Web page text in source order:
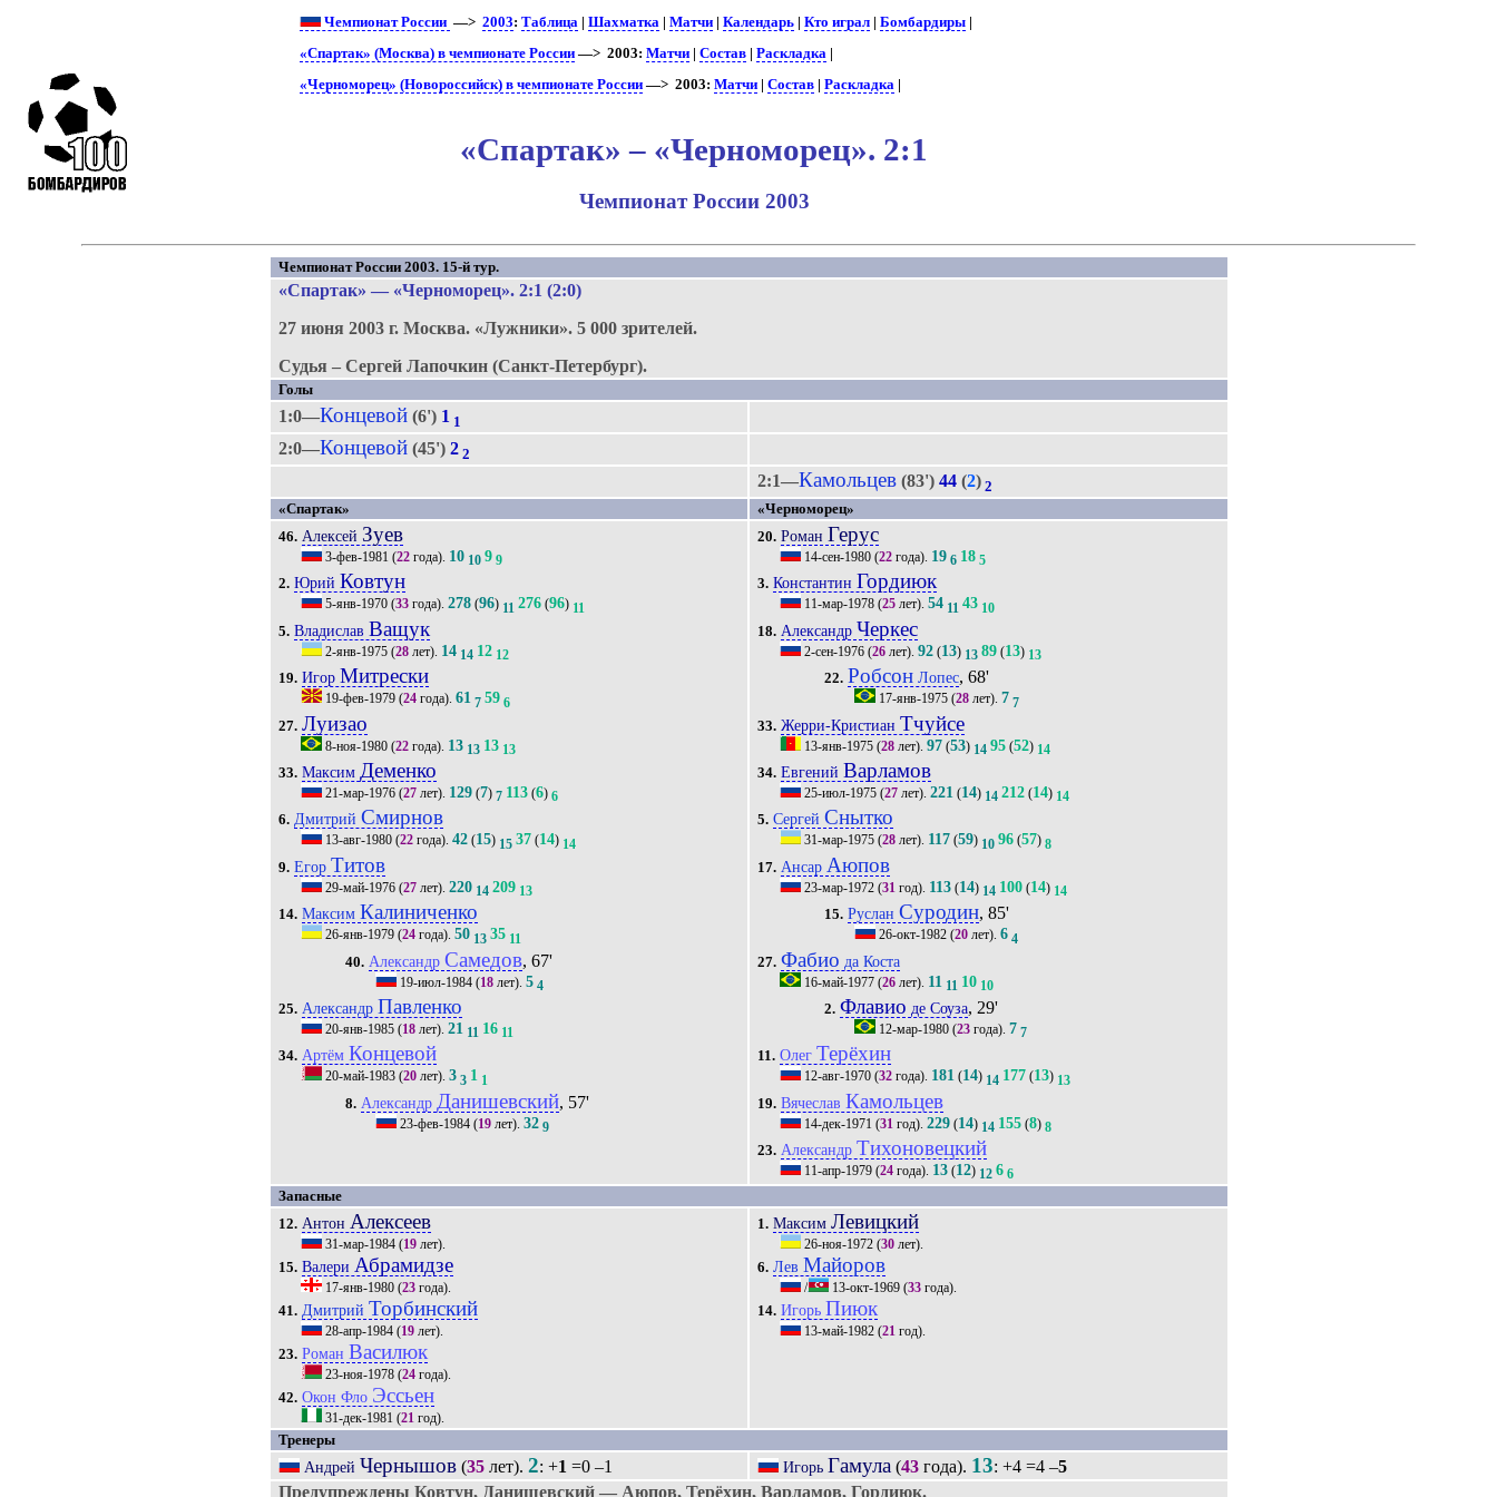
Чемпионат России —>2003:Таблица |Шахматка |Матчи |Календарь |Кто играл |Бомбардиры
«Спартак» (Москва) в чемпионате России —> 2003:Матчи |Состав |Раскладка |
«Черноморец» (Новороссийск) в чемпионате России —> 2003:Матчи |Состав |Раскладка |
«Спартак» – «Черноморец». 2:1
Чемпионат России 2003
Чемпионат России 2003. 15-й тур.
«Спартак» — «Черноморец». 2:1 (2:0)
27 июня 2003 г.Москва. «Лужники».5 000 зрителей.
Судья – Сергей Лапочкин (Санкт-Петербург).
Голы
1:0—Концевой (6') 1 1
2:0—Концевой (45')2 2
2:1—Камольцев (83')44 (2) 2
«Спартак»
«Черноморец»
46. Алексей Зуев
3-фев-1981 (22 года). 10 10 9 9
2. ЮрийКовтун
5-янв-1970 (33 года).278 (96) 11 276 (96) 11
5. Владислав Ващук
2-янв-1975 (28 лет). 14 14 12 12
19. Игор Митрески
19-фев-1979 (24 года).61 7 59 6
27. Луизао
8-ноя-1980 (22 года). 13 13 13 13
33. Максим Деменко
21-мар-1976 (27 лет). 129 (7) 7 113 (6) 6
6. ДмитрийСмирнов
13-авг-1980 (22 года).42 (15) 15 37 (14) 14
9. ЕгорТитов
29-май-1976 (27 лет).220 14 209 13
14. Максим Калиниченко
26-янв-1979 (24 года).50 13 35 11
40. АлександрСамедов, 67'
19-июл-1984(18лет). 5 4
25. Александр Павленко
20-янв-1985 (18 лет).21 11 16 11
34. АртёмКонцевой
20-май-1983 (20 лет).3 3 1 1
8. Александр Данишевский, 57'
23-фев-1984(19лет). 32 9
20. Роман Герус
14-сен-1980 (22 года). 19 6 18 5
3. КонстантинГордиюк
11-мар-1978 (25 лет).54 11 43 10
18. Александр Черкес
2-сен-1976 (26 лет).92 (13) 13 89 (13) 13
22. Робсон Лопес, 68'
17-янв-1975(28лет). 7 7
33. Жерри-КристианТчуйсе
13-янв-1975 (28 лет).97 (53) 14 95 (52) 14
34. Евгений Варламов
25-июл-1975 (27 лет).221 (14) 14 212 (14) 14
5. СергейСнытко
31-мар-1975 (28 лет). 117 (59) 10 96 (57) 8
17. Ансар Аюпов
23-мар-1972 (31 год). 113 (14) 14 100 (14) 14
15. РусланСуродин, 85'
26-окт-1982(20лет). 6 4
27. Фабио да Коста
16-май-1977 (26 лет). 11 11 10 10
2. Флавио де Соуза, 29'
12-мар-1980(23года). 7 7
11. ОлегТерёхин
12-авг-1970 (32 года). 181 (14) 14 177 (13) 13
19. Вячеслав Камольцев
14-дек-1971 (31 год).229 (14) 14 155 (8) 8
23. АлександрТихоновецкий
11-апр-1979 (24 года). 13 (12) 12 6 6
Запасные
12. Антон Алексеев
31-мар-1984 (19 лет).
15. Валери Абрамидзе
17-янв-1980 (23 года).
41. ДмитрийТорбинский
28-апр-1984 (19 лет).
23. Роман Василюк
23-ноя-1978 (24 года).
42. Окон Фло Эссьен
31-дек-1981 (21 год).
1. МаксимЛевицкий
26-ноя-1972 (30 лет).
6. Лев Майоров
/ 13-окт-1969 (33 года).
14. Игорь Пиюк
13-май-1982 (21 год).
Тренеры
Андрей Чернышов (35 лет).2: +1 =0 –1 Игорь Гамула (43 года). 13: +4 =4 –5
Предупреждены Ковтун, Данишевский — Аюпов, Терёхин, Варламов, Гордиюк.